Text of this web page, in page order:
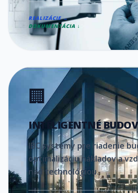
REALIZÁCIE →
DOKUMENTÁCIA ↓
🏢
INTELIGENTNÉ
IBC systémy pre riadenie
optimalizáciu nákladov a
nad technológiou.